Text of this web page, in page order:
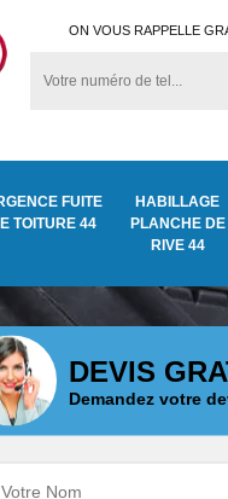
ON VOUS RAPPELLE
FUITE
TOITURE 44
HABILLAGE
PLANCHE DE
RIVE 44
Traitement anti
DEVIS
Demandez votre